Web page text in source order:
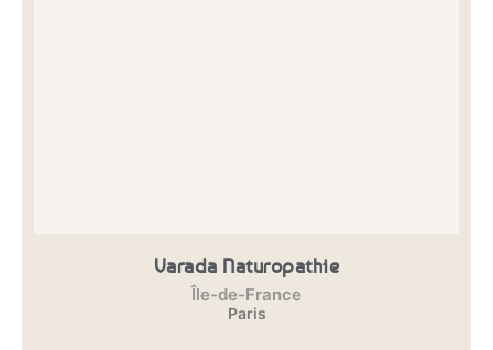
Varada Naturopathie
Île-de-France
Paris